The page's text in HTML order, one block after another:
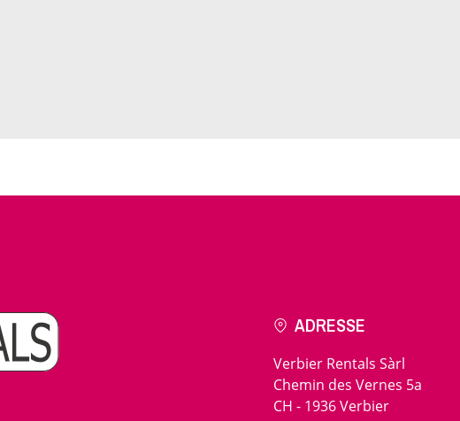
ADRESSE
Verbier Rentals Sàrl
Chemin des Vernes 5a
CH - 1936 Verbier